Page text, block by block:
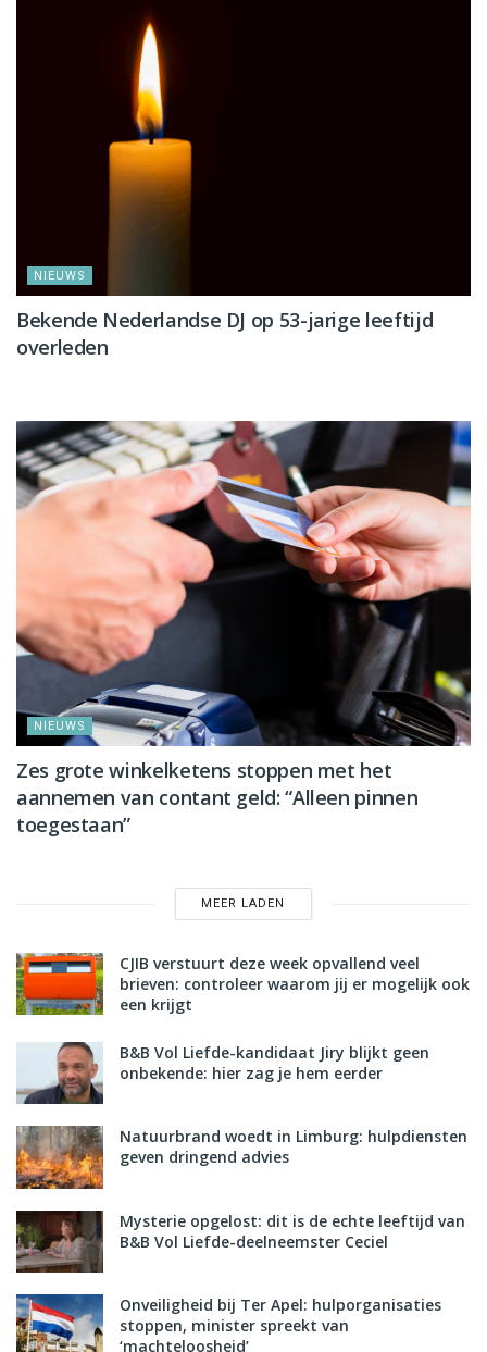
NIEUWS
Bekende Nederlandse DJ op 53-jarige leeftijd
overleden
NIEUWS
Zes grote winkelketens stoppen met het
aannemen van contant geld: “Alleen pinnen
toegestaan”
MEER LADEN
CJIB verstuurt deze week opvallend veel
brieven: controleer waarom jij er mogelijk ook
een krijgt
B&B Vol Liefde-kandidaat Jiry blijkt geen
onbekende: hier zag je hem eerder
Natuurbrand woedt in Limburg: hulpdiensten
geven dringend advies
Mysterie opgelost: dit is de echte leeftijd van
B&B Vol Liefde-deelneemster Ceciel
Onveiligheid bij Ter Apel: hulporganisaties
stoppen, minister spreekt van
‘machteloosheid’